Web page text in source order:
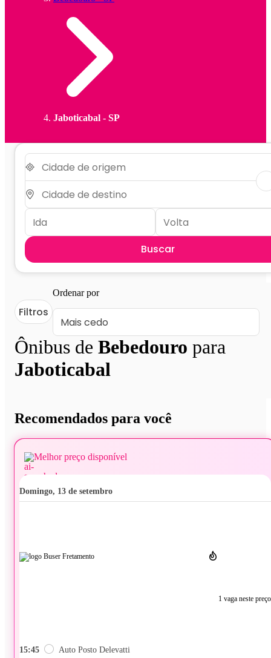
Jaboticabal - SP
Buscar
Ônibus de Bebedouro para
Jaboticabal
Filtros
Ordenar por
Recomendados para você
Melhor preço disponível
domingo, 13 de setembro
1 vaga neste preço
15:45 Auto Posto Delevatti